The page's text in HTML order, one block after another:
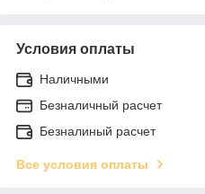
Условия оплаты
Наличными
Безналичный расчет
Безналиный расчет
Все условия оплаты